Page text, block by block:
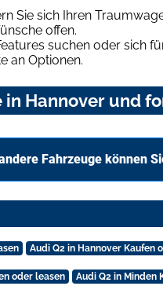
Sie sich Ihren
offen.
suchen oder sich
an Optionen.
Hannover und
Fahrzeuge können
Audi Q2 in Hannover Kaufen
oder leasen Audi Q2 in Minden